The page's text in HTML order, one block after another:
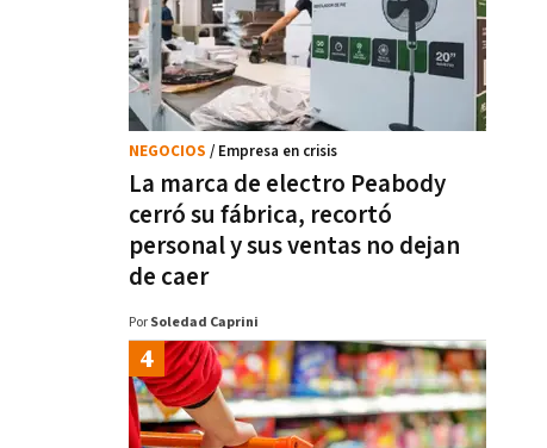
La marca de electro Peabody
cerró su fábrica, recortó
personal y sus ventas no dejan
de caer
NEGOCIOS / Empresa en crisis
Por Soledad Caprini